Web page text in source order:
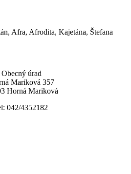
Afra, Afrodita, Kajetána, Štefana
Obecný úrad
Mariková 357
Horná Mariková
042/4352182